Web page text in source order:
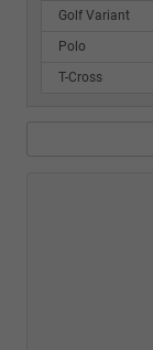
Golf Variant
Polo
T-Cross